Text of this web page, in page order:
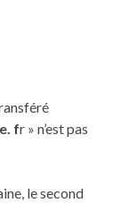
fr » n’est pas
le second